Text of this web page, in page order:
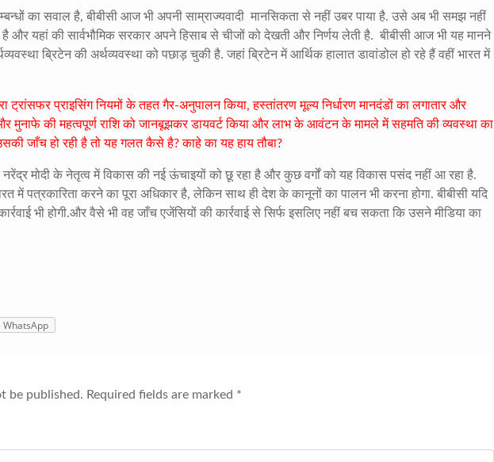
का सवाल है, बीबीसी आज भी अपनी साम्राज्यवादी मानसिकता से नहीं उबर पाया है. उसे अब भी समझ नहीं
यहां की सार्वभौमिक सरकार अपने हिसाब से चीजों को देखती और निर्णय लेती है. बीबीसी आज भी यह मानने
ब्रिटेन की अर्थव्यवस्था को पछाड़ चुकी है. जहां ब्रिटेन में आर्थिक हालात डावांडोल हो रहे हैं वहीं भारत में
ट्रांसफर प्राइसिंग नियमों के तहत गैर-अनुपालन किया, हस्तांतरण मूल्य निर्धारण मानदंडों का लगातार और
मुनाफे की महत्वपूर्ण राशि को जानबूझकर डायवर्ट किया और लाभ के आवंटन के मामले में सहमति की व्यवस्था का
जाँच हो रही है तो यह गलत कैसे है? काहे का यह हाय तौबा?
मोदी के नेतृत्व में विकास की नई ऊंचाइयों को छू रहा है और कुछ वर्गों को यह विकास पसंद नहीं आ रहा है.
में पत्रकारिता करने का पूरा अधिकार है, लेकिन साथ ही देश के कानूनों का पालन भी करना होगा. बीबीसी यदि
भी होगी.और वैसे भी वह जाँच एजेंसियों की कार्रवाई से सिर्फ इसलिए नहीं बच सकता कि उसने मीडिया का
WhatsApp
be published. Required fields are marked *